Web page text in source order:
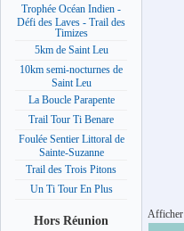
Trophée Océan Indien -
Défi des Laves - Trail des
Timizes
5km de Saint Leu
10km semi-nocturnes de
Saint Leu
La Boucle Parapente
Trail Tour Ti Benare
Foulée Sentier Littoral de
Sainte-Suzanne
Trail des Trois Pitons
Un Ti Tour En Plus
Hors Réunion Afficher